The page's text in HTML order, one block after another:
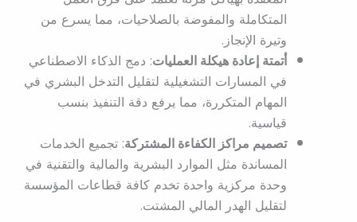
المتكاملة والمفوضة بالصلاحيات، مما يسرع من
وتيرة الإنجاز.
أتمتة إعادة هيكلة العمليات: دمج الذكاء الاصطناعي
في المسارات التشغيلية لتقليل التدخل البشري في
المهام المتكررة، مما يرفع دقة التنفيذ بنسب
قياسية.
تصميم مراكز الكفاءة المشتركة: تجميع الخدمات
المساندة مثل الموارد البشرية والمالية والتقنية في
وحدة مركزية واحدة تخدم كافة قطاعات المؤسسة
لتقليل الهدر المالي المشتت.